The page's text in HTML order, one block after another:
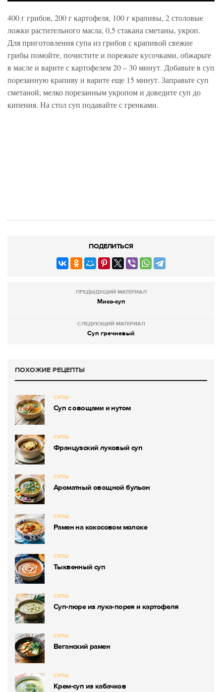
400 г грибов, 200 г картофеля, 100 г крапивы, 2 столовые
ложки растительного масла, 0,5 стакана сметаны, укроп.
Для приготовления супа из грибов с крапивой свежие
грибы помойте, почистите и порежьте кусочками, обжарьте
в масле и варите с картофелем 20 – 30 минут. Добавьте в суп
порезанную крапиву и варите еще 15 минут. Заправьте суп
сметаной, мелко порезанным укропом и доведите суп до
кипения. На стол суп подавайте с гренками.
ПОДЕЛИТЬСЯ
ПРЕДЫДУЩИЙ МАТЕРИАЛ
Мисо-суп
СЛЕДУЮЩИЙ МАТЕРИАЛ
Суп гречневый
ПОХОЖИЕ РЕЦЕПТЫ
СУПЫ
Суп с овощами и нутом
СУПЫ
Французский луковый суп
СУПЫ
Ароматный овощной бульон
СУПЫ
Рамен на кокосовом молоке
СУПЫ
Тыквенный суп
СУПЫ
Суп-пюре из лука-порея и картофеля
СУПЫ
Веганский рамен
СУПЫ
Крем-суп из кабачков